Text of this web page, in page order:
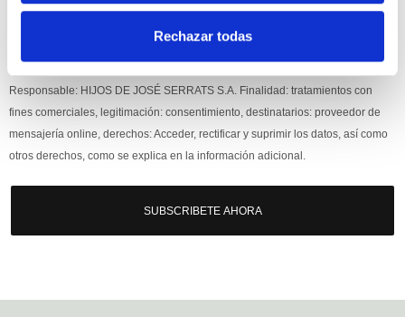
Rechazar todas
Responsable: HIJOS DE JOSÉ SERRATS S.A. Finalidad: tratamientos con
fines comerciales, legitimación: consentimiento, destinatarios: proveedor de
mensajería online, derechos: Acceder, rectificar y suprimir los datos, así como
otros derechos, como se explica en la información adicional.
SUBSCRIBETE AHORA